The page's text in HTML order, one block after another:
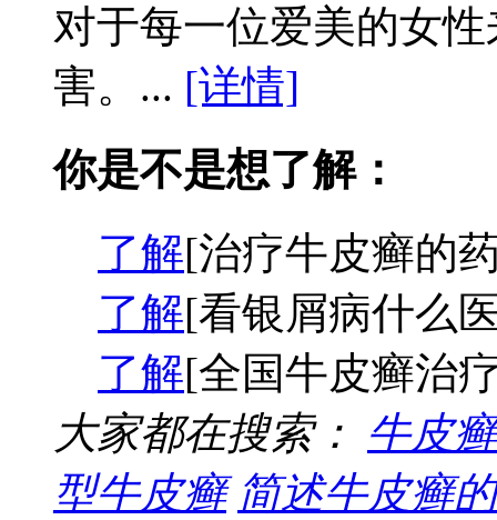
对于每一位爱美的女
害。... [详情]
你是不是想了解：
了解[治疗牛皮癣的
了解[看银屑病什么
了解[全国牛皮癣治
大家都在搜索： 牛皮
型牛皮癣 简述牛皮癣